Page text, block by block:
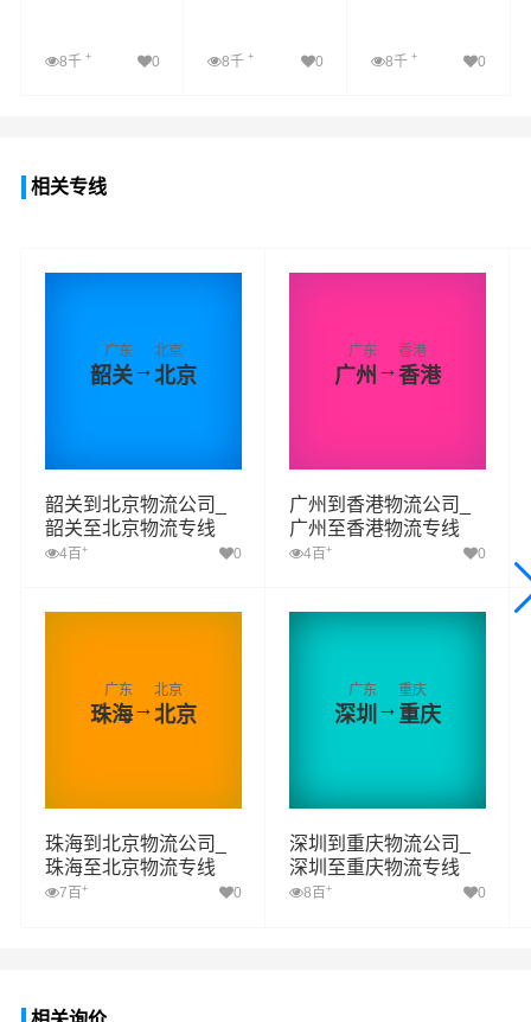
8千 + 0 8千+ 0 8千 + 0
相关专线
广东
韶关→
北京
北京
韶关到北京物流公司_
韶关至北京物流专线
4百 + 0
广东
广州 →
香港
香港
广州到香港物流公司_
广州至香港物流专线
4百 + 0
广东
珠海→
北京
北京
珠海到北京物流公司_
珠海至北京物流专线
7百 + 0
广东
深圳→
重庆
重庆
深圳到重庆物流公司_
深圳至重庆物流专线
8百 + 0